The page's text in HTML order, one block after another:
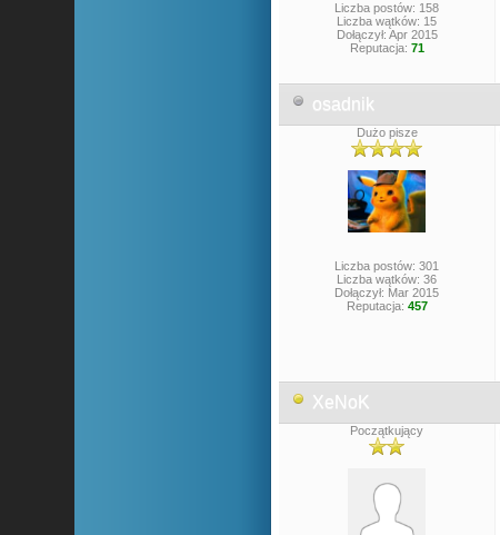
Liczba postów: 158
Liczba wątków: 15
Dołączył: Apr 2015
Reputacja: 71
osadnik
Dużo pisze
Liczba postów: 301
Liczba wątków: 36
Dołączył: Mar 2015
Reputacja: 457
XeNoK
Początkujący